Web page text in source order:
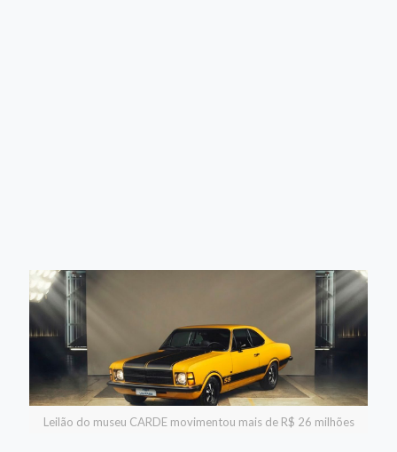
Leilão do museu CARDE movimentou mais de R$ 26 milhões